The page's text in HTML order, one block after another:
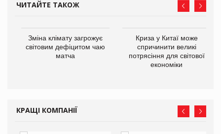
ЧИТАЙТЕ ТАКОЖ
Зміна клімату загрожує
світовим дефіцитом чаю
матча
Криза у Китаї може
спричинити великі
потрясіння для світової
економіки
КРАЩІ КОМПАНІЇ